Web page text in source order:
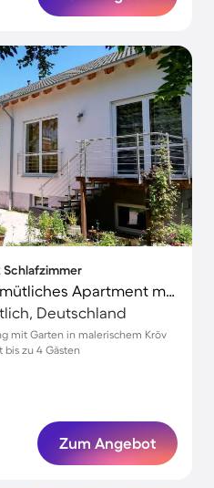
Schlafzimmer
Kinderfreundliches gemütliches Apartment mit Terrasse, Garten und Grill | Gartenblick
Deutschland
mit Garten in malerischem Kröv
zu 4 Gästen
Zum Angebot